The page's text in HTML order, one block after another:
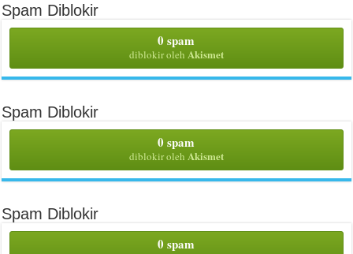
Spam Diblokir
0 spam
diblokir oleh Akismet
Spam Diblokir
0 spam
diblokir oleh Akismet
Spam Diblokir
0 spam